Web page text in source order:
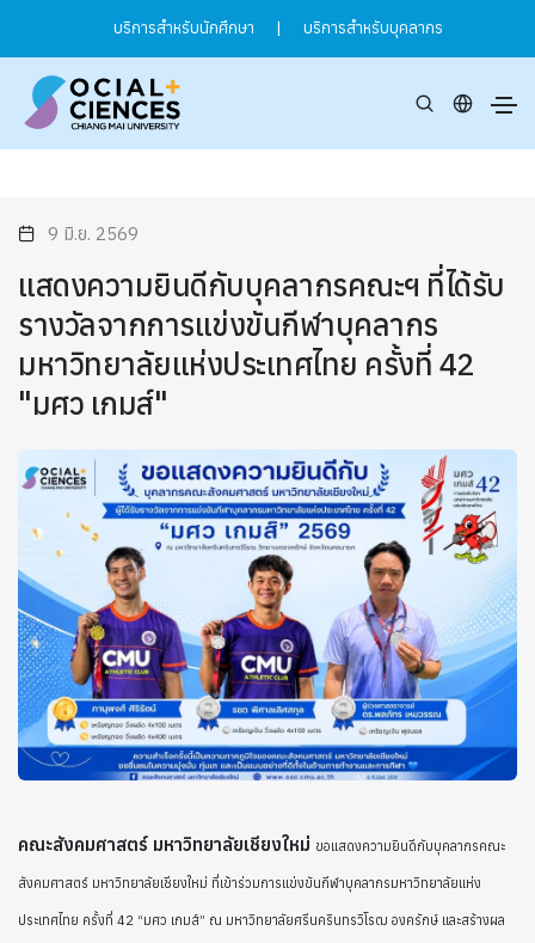
บริการสำหรับนักศึกษา | บริการสำหรับบุคลากร
9 มิ.ย. 2569
แสดงความยินดีกับบุคลากรคณะฯ ที่ได้รับ
รางวัลจากการแข่งขันกีฬาบุคลากร
มหาวิทยาลัยแห่งประเทศไทย ครั้งที่ 42
"มศว เกมส์"
คณะสังคมศาสตร์ มหาวิทยาลัยเชียงใหม่ ขอแสดงความยินดีกับบุคลากรคณะ
สังคมศาสตร์ มหาวิทยาลัยเชียงใหม่ ที่เข้าร่วมการแข่งขันกีฬาบุคลากรมหาวิทยาลัยแห่ง
ประเทศไทย ครั้งที่ 42 “มศว เกมส์” ณ มหาวิทยาลัยศรีนครินทรวิโรฒ องครักษ์ และสร้างผล